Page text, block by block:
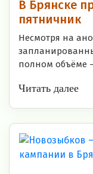
В Брянске
пятничник
Несмотря на
полном объёме
Читать далее